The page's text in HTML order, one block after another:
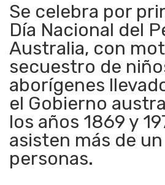
Se celebra por
Día Nacional del
Australia, con
secuestro de
aborígenes
el Gobierno
los años 1869 y
asisten más de
personas.